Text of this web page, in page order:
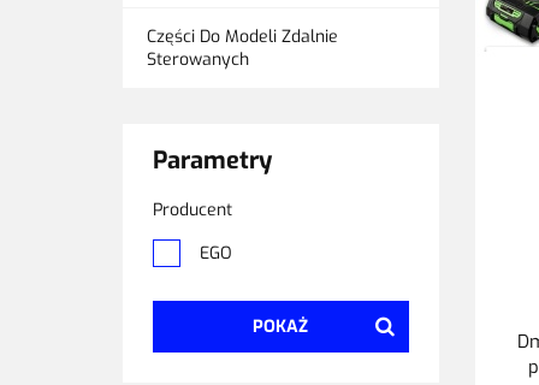
Części Do Modeli Zdalnie
Sterowanych
Parametry
Producent
EGO
POKAŻ